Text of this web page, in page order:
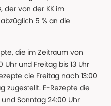
der von der KK im
5 % an die
die im Zeitraum von
und Freitag bis 13 Uhr
die Freitag nach 13:00
zugestellt. E-Rezepte die
Sonntag 24:00 Uhr